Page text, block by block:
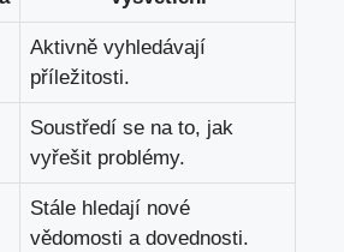
Aktivně vyhledávají
příležitosti.
Soustředí se na to, jak
vyřešit problémy.
Stále hledají nové
vědomosti a dovednosti.